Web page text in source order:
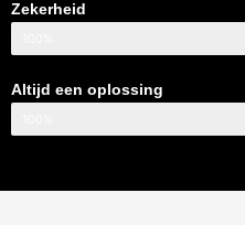
Zekerheid
Altijd een oplossing